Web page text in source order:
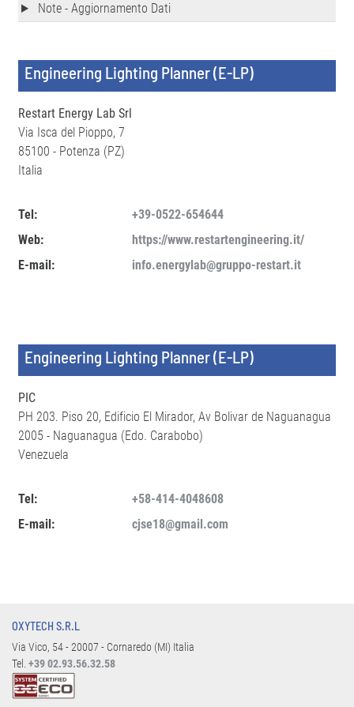
Note - Aggiornamento Dati
Engineering Lighting Planner (E-LP)
Restart Energy Lab Srl
Via Isca del Pioppo, 7
85100 - Potenza (PZ)
Italia
Tel:
+39-0522-654644
Web:
https://www.restartengineering.it/
E-mail:
info.energylab@gruppo-restart.it
Engineering Lighting Planner (E-LP)
PIC
PH 203. Piso 20, Edificio El Mirador, Av Bolivar de Naguanagua
2005 - Naguanagua (Edo. Carabobo)
Venezuela
Tel:
+58-414-4048608
E-mail:
cjse18@gmail.com
OXYTECH S.R.L
Via Vico, 54 - 20007 - Cornaredo (MI) Italia
Tel. +39 02.93.56.32.58